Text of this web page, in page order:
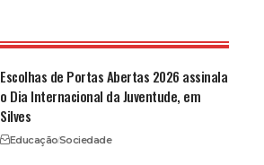
Escolhas de Portas Abertas 2026 assinala
o Dia Internacional da Juventude, em
Silves
EducaçãoSociedade